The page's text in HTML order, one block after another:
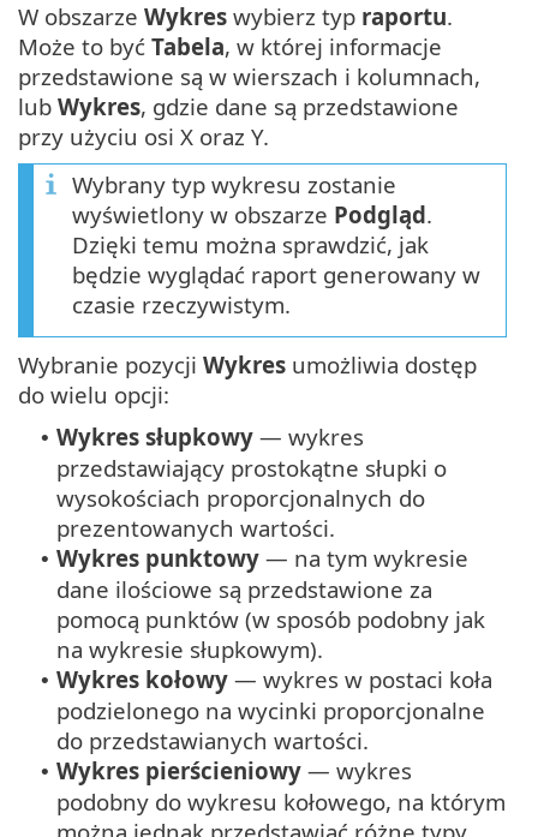
W obszarze Wykres wybierz typ raportu.
Może to być Tabela, w której informacje
przedstawione są w wierszach i kolumnach,
lub Wykres, gdzie dane są przedstawione
przy użyciu osi X oraz Y.
Wybrany typ wykresu zostanie
wyświetlony w obszarze Podgląd.
Dzięki temu można sprawdzić, jak
będzie wyglądać raport generowany w
czasie rzeczywistym.
Wybranie pozycji Wykres umożliwia dostęp
do wielu opcji:
• Wykres słupkowy — wykres
przedstawiający prostokątne słupki o
wysokościach proporcjonalnych do
prezentowanych wartości.
• Wykres punktowy — na tym wykresie
dane ilościowe są przedstawione za
pomocą punktów (w sposób podobny jak
na wykresie słupkowym).
• Wykres kołowy — wykres w postaci koła
podzielonego na wycinki proporcjonalne
do przedstawianych wartości.
• Wykres pierścieniowy — wykres
podobny do wykresu kołowego, na którym